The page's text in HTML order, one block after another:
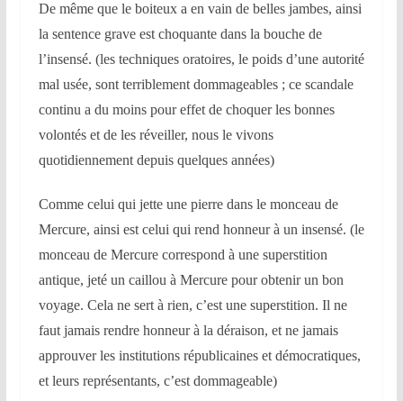
De même que le boiteux a en vain de belles jambes, ainsi
la sentence grave est choquante dans la bouche de
l’insensé. (les techniques oratoires, le poids d’une autorité
mal usée, sont terriblement dommageables ; ce scandale
continu a du moins pour effet de choquer les bonnes
volontés et de les réveiller, nous le vivons
quotidiennement depuis quelques années)
Comme celui qui jette une pierre dans le monceau de
Mercure, ainsi est celui qui rend honneur à un insensé. (le
monceau de Mercure correspond à une superstition
antique, jeté un caillou à Mercure pour obtenir un bon
voyage. Cela ne sert à rien, c’est une superstition. Il ne
faut jamais rendre honneur à la déraison, et ne jamais
approuver les institutions républicaines et démocratiques,
et leurs représentants, c’est dommageable)